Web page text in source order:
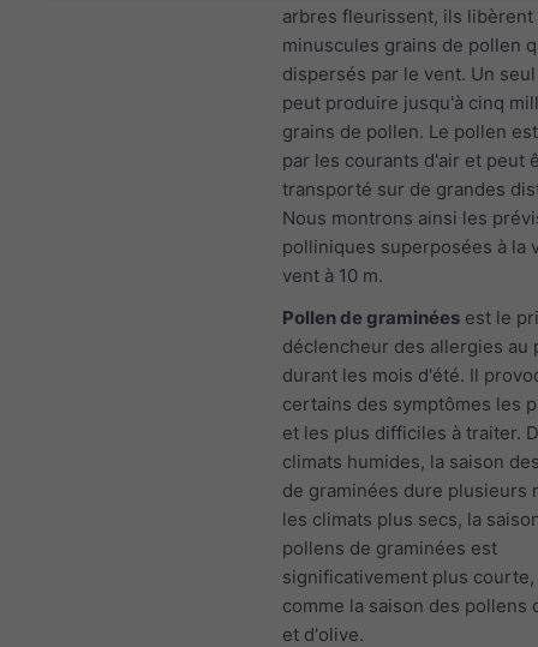
arbres fleurissent, ils libèrent
minuscules grains de pollen
dispersés par le vent. Un
peut produire jusqu'à cinq
grains de pollen. Le pollen
par les courants d'air et peut
transporté sur de grandes
Nous montrons ainsi les
polliniques superposées à la
vent à 10 m.
Pollen de graminées est le
déclencheur des allergies au
durant les mois d'été. Il
certains des symptômes les
et les plus difficiles à traiter.
climats humides, la saison
de graminées dure plusieurs
les climats plus secs, la
pollens de graminées est
significativement plus
comme la saison des pollens
et d'olive.